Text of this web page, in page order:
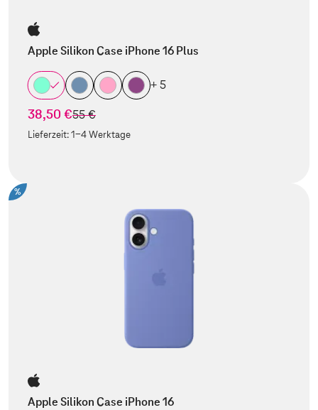
Apple Silikon Case iPhone 16 Plus
+ 5
38,50 €statt
55 €
Lieferzeit:1-4 Werktage
%
Apple Silikon Case iPhone 16